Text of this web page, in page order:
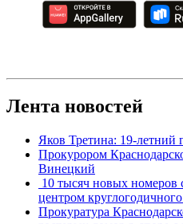
Лента новостей
Яков Третина: 19-летний
Прокурором
Винецкий
10 тысяч новых номеров
центром
Прокуратура